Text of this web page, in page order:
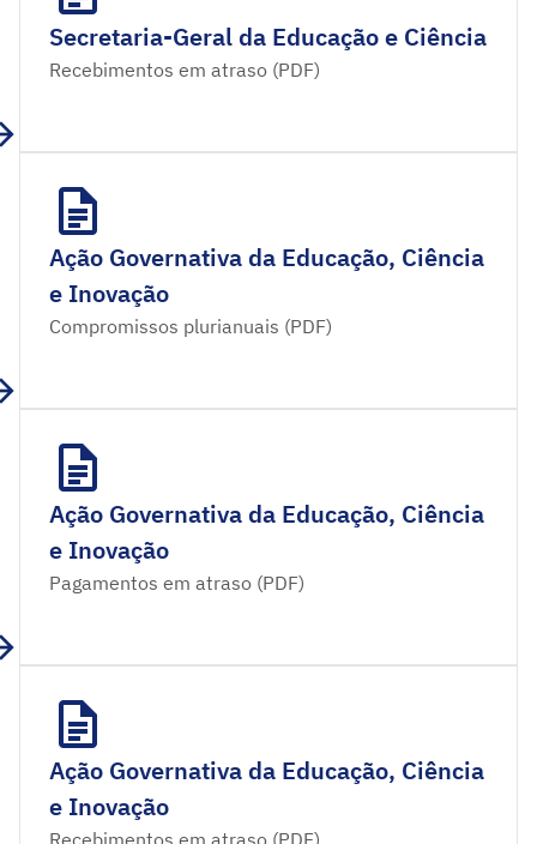
Secretaria-Geral da Educação e Ciência
Recebimentos em atraso (PDF)
Ação Governativa da Educação, Ciência
e Inovação
Compromissos plurianuais (PDF)
Ação Governativa da Educação, Ciência
e Inovação
Pagamentos em atraso (PDF)
Ação Governativa da Educação, Ciência
e Inovação
Recebimentos em atraso (PDF)